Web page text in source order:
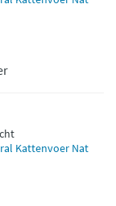
Kattenvoer Nat